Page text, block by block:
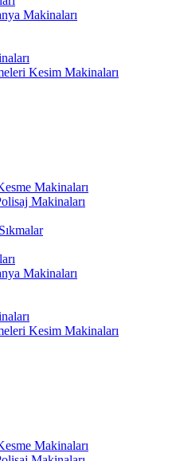
Makinaları
Kesim Makinaları
Makinaları
Makinaları
Makinaları
Kesim Makinaları
Makinaları